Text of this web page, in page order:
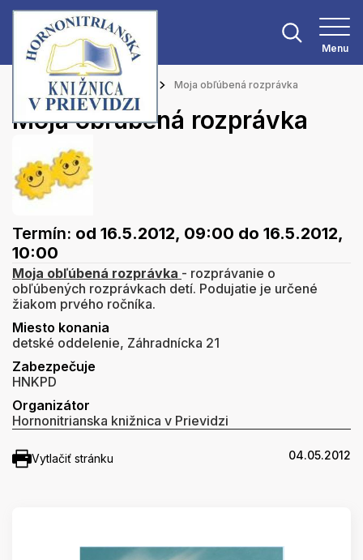
Menu
Hlavná stránka Podujatia Moja obľúbená rozprávka
Moja obľúbená rozprávka
Termín: od 16.5.2012, 09:00 do 16.5.2012,
10:00
Moja obľúbená rozprávka - rozprávanie o
obľúbených rozprávkach detí. Podujatie je určené
žiakom prvého ročníka.
Miesto konania
detské oddelenie, Záhradnícka 21
Zabezpečuje
HNKPD
Organizátor
Hornonitrianska knižnica v Prievidzi
Vytlačiť stránku 04.05.2012